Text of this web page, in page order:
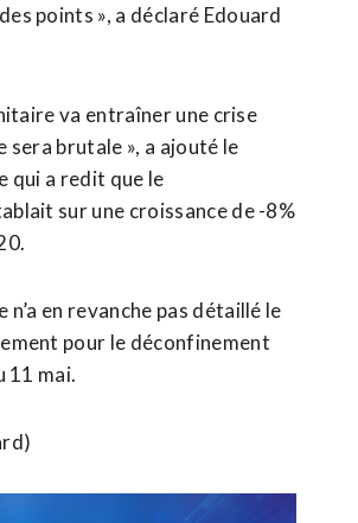
points », a déclaré Edouard
va entraîner une crise
sera brutale », a ajouté le
qui a redit que le
sur une croissance de -8%
n’a en revanche pas détaillé le
pour le déconfinement
11 mai.